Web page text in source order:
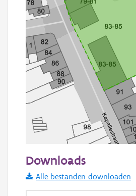
Informatie Vlaanderen
i
Downloads
Alle bestanden downloaden